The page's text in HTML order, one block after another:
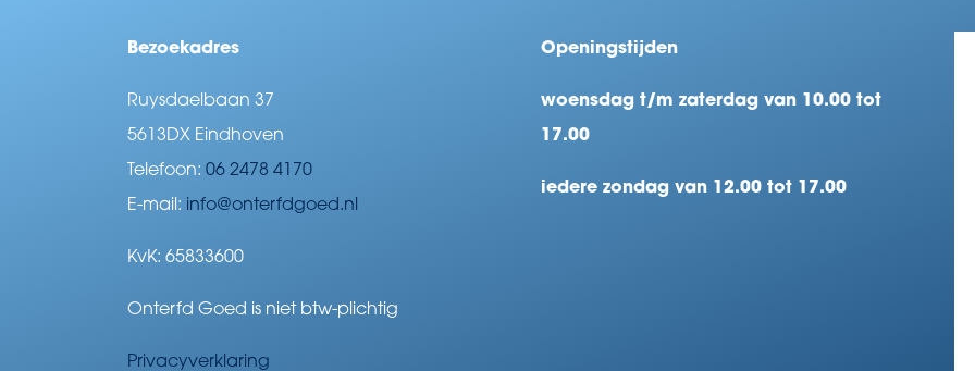
Bezoekadres
Ruysdaelbaan 37
5613DX Eindhoven
Telefoon: 06 2478 4170
E-mail: info@onterfdgoed.nl
KvK: 65833600
Onterfd Goed is niet btw-plichtig
Privacyverklaring
Openingstijden
woensdag t/m zaterdag van 10.00 tot
17.00
iedere zondag van 12.00 tot 17.00